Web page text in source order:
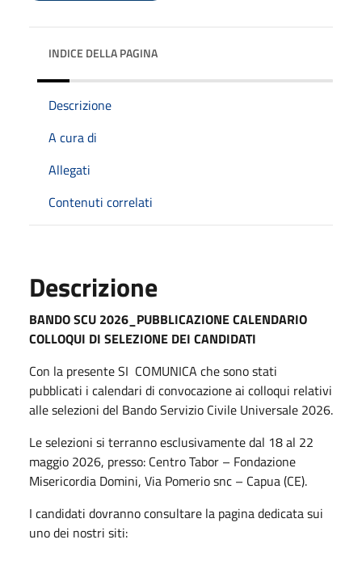
INDICE DELLA PAGINA
Descrizione
A cura di
Allegati
Contenuti correlati
Descrizione
BANDO SCU 2026_PUBBLICAZIONE CALENDARIO
COLLOQUI DI SELEZIONE DEI CANDIDATI
Con la presente SI COMUNICA che sono stati
pubblicati i calendari di convocazione ai colloqui relativi
alle selezioni del Bando Servizio Civile Universale 2026.
Le selezioni si terranno esclusivamente dal 18 al 22
maggio 2026, presso: Centro Tabor – Fondazione
Misericordia Domini, Via Pomerio snc – Capua (CE).
I candidati dovranno consultare la pagina dedicata sui
uno dei nostri siti: